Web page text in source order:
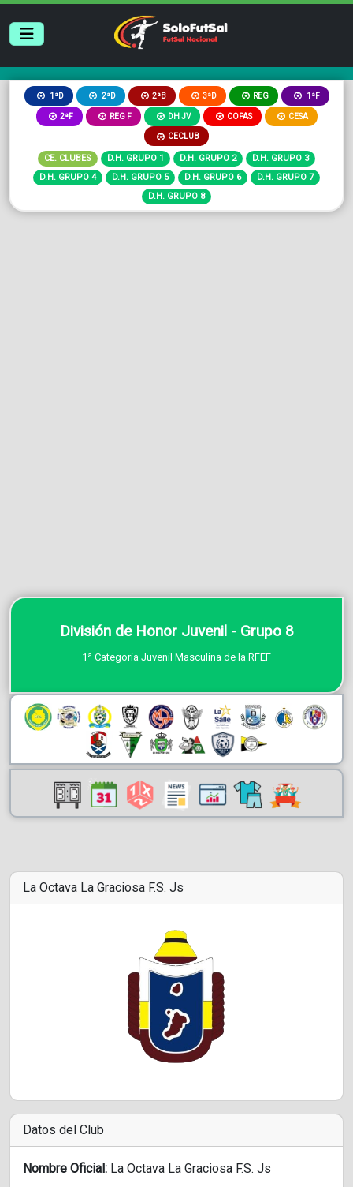
1ªD 2ªD 2ªB 3ªD REG 1ªF
2ªF REG F DH JV COPAS CESA
CECLUB
CE. CLUBES D.H. GRUPO 1 D.H. GRUPO 2
D.H. GRUPO 3
D.H. GRUPO 4
D.H. GRUPO 5 D.H. GRUPO 6
D.H. GRUPO 7
D.H. GRUPO 8
División de Honor Juvenil - Grupo 8
1ª Categoría Juvenil Masculina de la RFEF
La Octava La Graciosa F.S. Js
Datos del Club
Nombre Oficial: La Octava La Graciosa F.S. Js